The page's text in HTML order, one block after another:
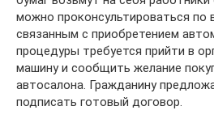
можно проконсультироваться по
связанным с приобретением
процедуры требуется прийти в
машину и сообщить желание
автосалона. Гражданину
подписать готовый договор.